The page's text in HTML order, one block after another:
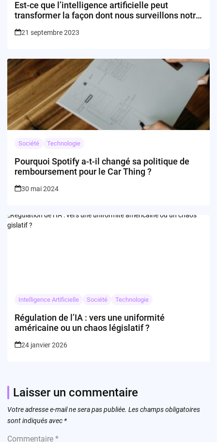
Est-ce que l’intelligence artificielle peut
transformer la façon dont nous surveillons notre
21 septembre 2023
Société Technologie
Pourquoi Spotify a-t-il changé sa politique de
remboursement pour le Car Thing ?
30 mai 2024
Intelligence Artificielle Société Technologie
Régulation de l’IA : vers une uniformité
américaine ou un chaos législatif ?
24 janvier 2026
Laisser un commentaire
Votre adresse e-mail ne sera pas publiée. Les champs obligatoires
sont indiqués avec *
Commentaire *